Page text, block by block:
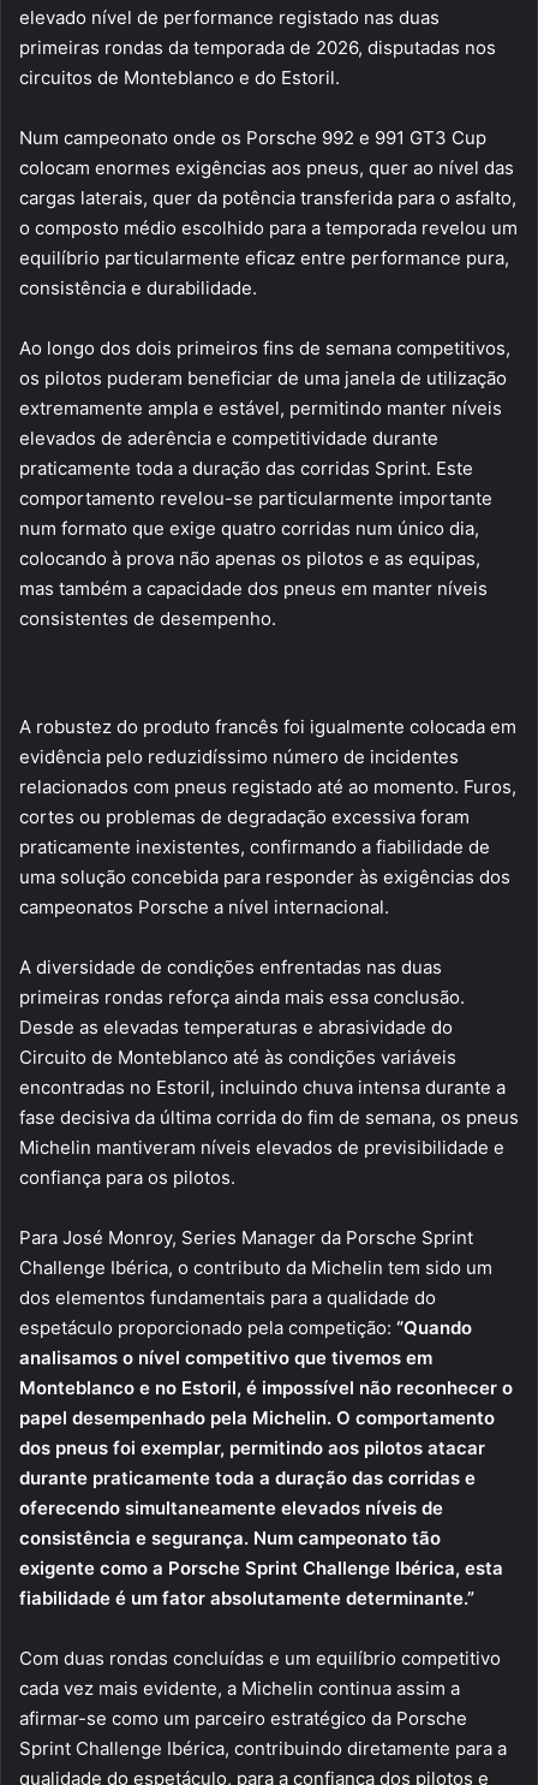
elevado nível de performance registado nas duas
primeiras rondas da temporada de 2026, disputadas nos
circuitos de Monteblanco e do Estoril.
Num campeonato onde os Porsche 992 e 991 GT3 Cup
colocam enormes exigências aos pneus, quer ao nível das
cargas laterais, quer da potência transferida para o asfalto,
o composto médio escolhido para a temporada revelou um
equilíbrio particularmente eficaz entre performance pura,
consistência e durabilidade.
Ao longo dos dois primeiros fins de semana competitivos,
os pilotos puderam beneficiar de uma janela de utilização
extremamente ampla e estável, permitindo manter níveis
elevados de aderência e competitividade durante
praticamente toda a duração das corridas Sprint. Este
comportamento revelou-se particularmente importante
num formato que exige quatro corridas num único dia,
colocando à prova não apenas os pilotos e as equipas,
mas também a capacidade dos pneus em manter níveis
consistentes de desempenho.
A robustez do produto francês foi igualmente colocada em
evidência pelo reduzidíssimo número de incidentes
relacionados com pneus registado até ao momento. Furos,
cortes ou problemas de degradação excessiva foram
praticamente inexistentes, confirmando a fiabilidade de
uma solução concebida para responder às exigências dos
campeonatos Porsche a nível internacional.
A diversidade de condições enfrentadas nas duas
primeiras rondas reforça ainda mais essa conclusão.
Desde as elevadas temperaturas e abrasividade do
Circuito de Monteblanco até às condições variáveis
encontradas no Estoril, incluindo chuva intensa durante a
fase decisiva da última corrida do fim de semana, os pneus
Michelin mantiveram níveis elevados de previsibilidade e
confiança para os pilotos.
Para José Monroy, Series Manager da Porsche Sprint
Challenge Ibérica, o contributo da Michelin tem sido um
dos elementos fundamentais para a qualidade do
espetáculo proporcionado pela competição: “Quando
analisamos o nível competitivo que tivemos em
Monteblanco e no Estoril, é impossível não reconhecer o
papel desempenhado pela Michelin. O comportamento
dos pneus foi exemplar, permitindo aos pilotos atacar
durante praticamente toda a duração das corridas e
oferecendo simultaneamente elevados níveis de
consistência e segurança. Num campeonato tão
exigente como a Porsche Sprint Challenge Ibérica, esta
fiabilidade é um fator absolutamente determinante.”
Com duas rondas concluídas e um equilíbrio competitivo
cada vez mais evidente, a Michelin continua assim a
afirmar-se como um parceiro estratégico da Porsche
Sprint Challenge Ibérica, contribuindo diretamente para a
qualidade do espetáculo, para a confiança dos pilotos e